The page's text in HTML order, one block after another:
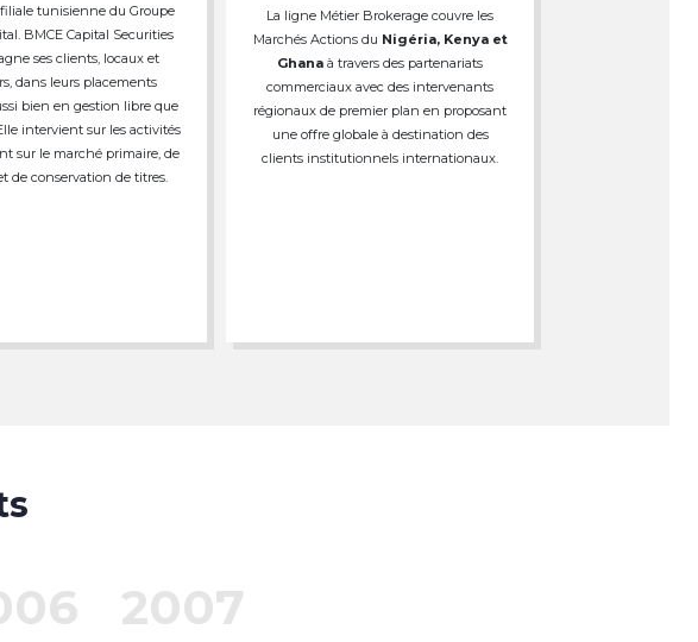
filiale tunisienne du Groupe
BMCE Capital Securities
ses clients, locaux et
dans leurs placements
bien en gestion libre que
intervient sur les activités
sur le marché primaire, de
de conservation de titres.
La ligne Métier Brokerage couvre les
Marchés Actions du Nigéria, Kenya et
Ghana à travers des partenariats
commerciaux avec des intervenants
régionaux de premier plan en proposant
une offre globale à destination des
clients institutionnels internationaux.
2007